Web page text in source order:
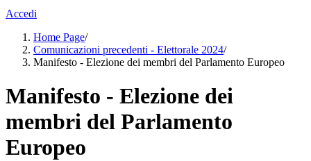
Accedi
Home Page/
Comunicazioni precedenti - Elettorale 2024/
Manifesto - Elezione dei membri del Parlamento Europeo
Manifesto - Elezione dei
membri del Parlamento
Europeo